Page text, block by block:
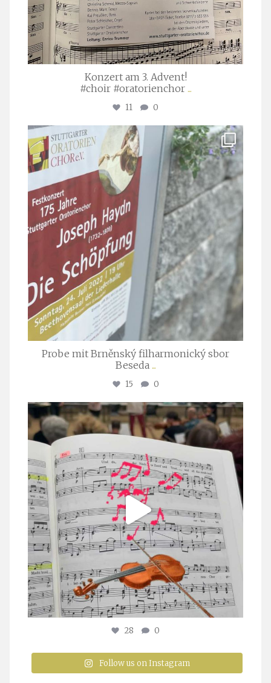
Konzert am 3. Advent!
#choir #oratorienchor ...
11 0
stuttgarter_oratorienchor
Juli 23
Probe mit Brněnský filharmonický sbor
Beseda ...
15 0
stuttgarter_oratorienchor
Juli 23
28 0
Follow us on Instagram